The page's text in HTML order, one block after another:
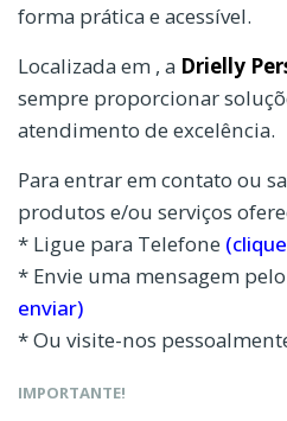
forma prática e acessível.
Localizada em , a Drielly
sempre proporcionar
atendimento de excelência.
Para entrar em contato ou
produtos e/ou serviços
* Ligue para Telefone
* Envie uma mensagem
enviar)
* Ou visite-nos
IMPORTANTE!